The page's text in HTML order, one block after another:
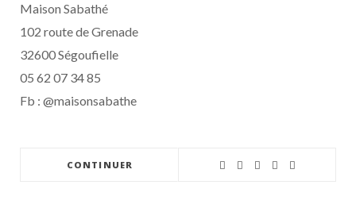
Maison Sabathé
102 route de Grenade
32600 Ségoufielle
05 62 07 34 85
Fb : @maisonsabathe
CONTINUER